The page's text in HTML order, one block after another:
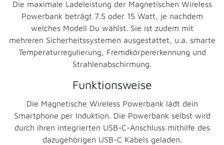
Die maximale Ladeleistung der Magnetischen Wireless
Powerbank beträgt 7.5 oder 15 Watt, je nachdem
welches Modell Du wählst. Sie ist zudem mit
mehreren Sicherheitssystemen ausgestattet, u.a. smarte
Temperaturregulierung, Fremdkörpererkennung und
Strahlenabschirmung.
Funktionsweise
Die Magnetische Wireless Powerbank lädt dein
Smartphone per Induktion. Die Powerbank selbst wird
durch ihren integrierten USB-C-Anschluss mithilfe des
dazugehörigen USB-C Kabels geladen.